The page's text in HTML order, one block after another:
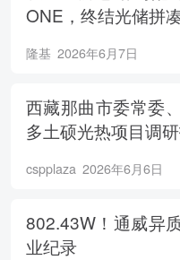
ONE，终结光储拼
隆基 2026年6月7日
西藏那曲市委常委
多土硕光热项目调
cspplaza 2026年6月6日
802.43W！通威异
业纪录